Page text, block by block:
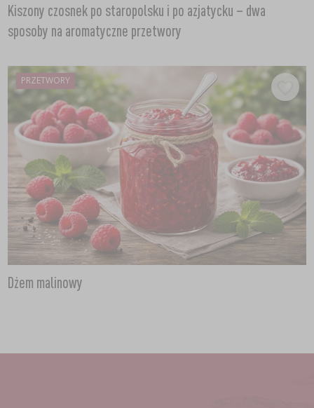
Kiszony czosnek po staropolsku i po azjatycku – dwa
sposoby na aromatyczne przetwory
PRZETWORY
Dżem malinowy